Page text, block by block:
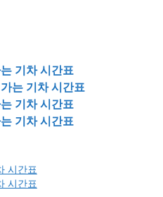
기차 시간표
는 기차 시간표
기차 시간표
기차 시간표
시간표
시간표